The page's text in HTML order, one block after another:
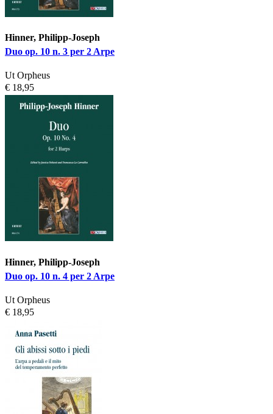
Hinner, Philipp-Joseph
Duo op. 10 n. 3 per 2 Arpe
Ut Orpheus
€ 18,95
Hinner, Philipp-Joseph
Duo op. 10 n. 4 per 2 Arpe
Ut Orpheus
€ 18,95